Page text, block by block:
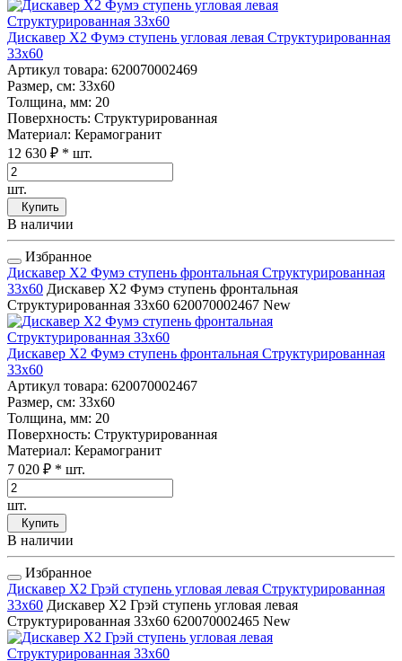
Дискавер Х2 Фумэ ступень угловая левая Структурированная
33x60
Артикул товара: 620070002469
Размер, см: 33x60
Толщина, мм: 20
Поверхность: Структурированная
Материал: Керамогранит
12 630 ₽ * шт.
шт.
Купить
В наличии
Избранное
Дискавер Х2 Фумэ ступень фронтальная Структурированная
33x60 Дискавер Х2 Фумэ ступень фронтальная
Структурированная 33x60 620070002467 New
Дискавер Х2 Фумэ ступень фронтальная Структурированная
33x60
Артикул товара: 620070002467
Размер, см: 33x60
Толщина, мм: 20
Поверхность: Структурированная
Материал: Керамогранит
7 020 ₽ * шт.
шт.
Купить
В наличии
Избранное
Дискавер Х2 Грэй ступень угловая левая Структурированная
33x60 Дискавер Х2 Грэй ступень угловая левая
Структурированная 33x60 620070002465 New